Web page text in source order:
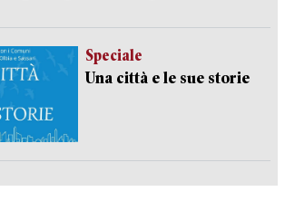
Speciale
Una città e le sue storie